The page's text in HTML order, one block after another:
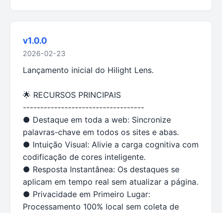
v1.0.0
2026-02-23
Lançamento inicial do Hilight Lens.
🌟 RECURSOS PRINCIPAIS
-----------------------------------
● Destaque em toda a web: Sincronize
palavras-chave em todos os sites e abas.
● Intuição Visual: Alivie a carga cognitiva com
codificação de cores inteligente.
● Resposta Instantânea: Os destaques se
aplicam em tempo real sem atualizar a página.
● Privacidade em Primeiro Lugar:
Processamento 100% local sem coleta de